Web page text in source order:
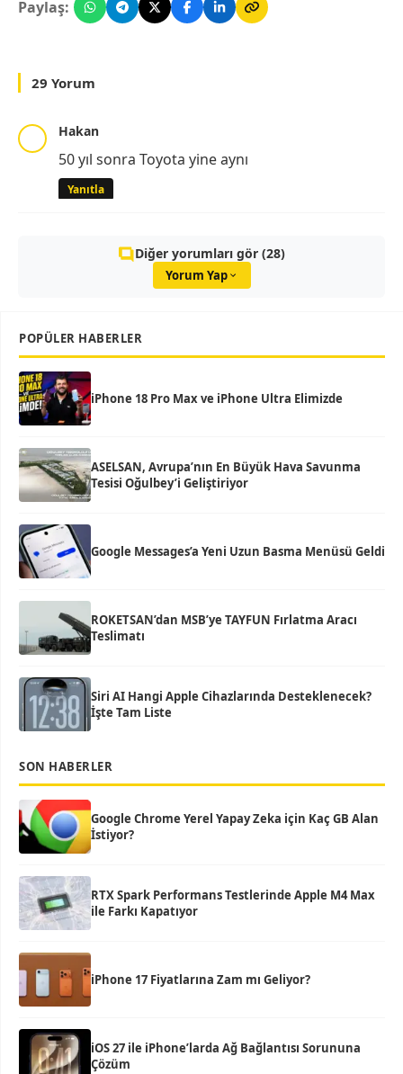
Paylaş:
29 Yorum
Hakan
50 yıl sonra Toyota yine aynı
Yanıtla
Diğer yorumları gör (28)
Yorum Yap
POPÜLER HABERLER
iPhone 18 Pro Max ve iPhone Ultra Elimizde
ASELSAN, Avrupa’nın En Büyük Hava Savunma
Tesisi Oğulbey’i Geliştiriyor
Google Messages’a Yeni Uzun Basma Menüsü Geldi
ROKETSAN’dan MSB’ye TAYFUN Fırlatma Aracı
Teslimatı
Siri AI Hangi Apple Cihazlarında Desteklenecek?
İşte Tam Liste
SON HABERLER
Google Chrome Yerel Yapay Zeka için Kaç GB Alan
İstiyor?
RTX Spark Performans Testlerinde Apple M4 Max
ile Farkı Kapatıyor
iPhone 17 Fiyatlarına Zam mı Geliyor?
iOS 27 ile iPhone’larda Ağ Bağlantısı Sorununa
Çözüm